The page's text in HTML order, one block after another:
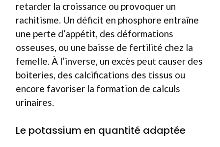
retarder la croissance ou provoquer un
rachitisme. Un déficit en phosphore entraîne
une perte d’appétit, des déformations
osseuses, ou une baisse de fertilité chez la
femelle. À l’inverse, un excès peut causer des
boiteries, des calcifications des tissus ou
encore favoriser la formation de calculs
urinaires.
Le potassium en quantité adaptée